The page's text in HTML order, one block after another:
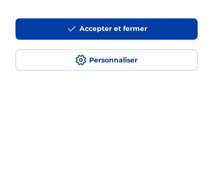
Personnaliser
Accepter et fermer
iPhone ?
Ardèche ST PRIVAT